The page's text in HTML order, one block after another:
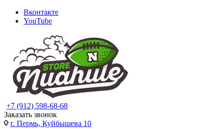
Вконтакте
YouTube
+7 (912) 598-68-68
Заказать звонок
г. Пермь, Куйбышева 10